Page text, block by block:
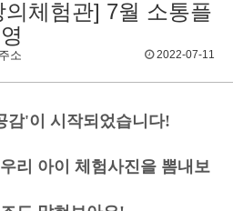
체험관] 7월 소통플
소 2022-07-11
감'이 시작되었습니다!
리 아이 체험사진을 뽐내보